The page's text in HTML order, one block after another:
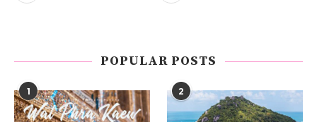
POPULAR POSTS
1 2